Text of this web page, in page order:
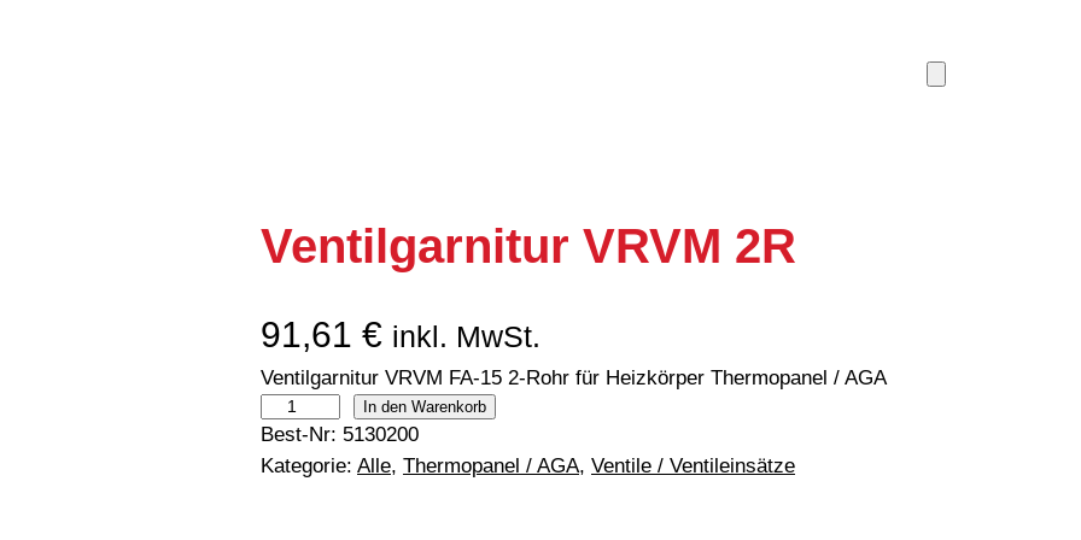
Ventilgarnitur VRVM 2R
91,61 € inkl. MwSt.
Ventilgarnitur VRVM FA-15 2-Rohr für Heizkörper Thermopanel / AGA
e
n
In den Warenkorb
Best-Nr: 5130200
Kategorie: Alle, Thermopanel / AGA, Ventile / Ventileinsätze